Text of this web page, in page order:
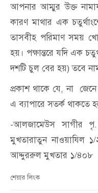
আপনার আম্মুর উক্ত
কারণ মাথার এক
তাসবীহ পরিমাণ সময়
হয়। পক্ষান্তরে যদি এক
দশটি চুল বের হয়) তবে
প্রকাশ থাকে যে, না জেনে
এ ব্যাপারে সতর্ক থাকতে
-আলজামেউস সাগীর
মুখতারাতুন নাওয়াযিল
আদ্দুররুল মুখতার ১/৪০৮
শেয়ার লিংক